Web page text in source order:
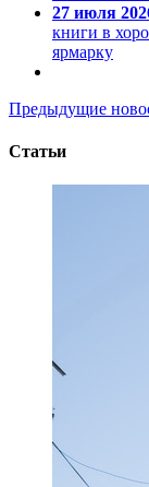
27 июля
книги в
ярмарку
Предыдущие
Статьи